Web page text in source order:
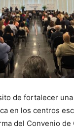
de fortalecer
en los centros
del Convenio de